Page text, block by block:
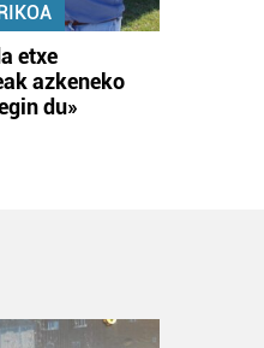
etxe
azkeneko
du»